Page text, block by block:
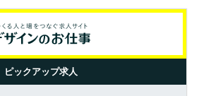
ピックアップ求人